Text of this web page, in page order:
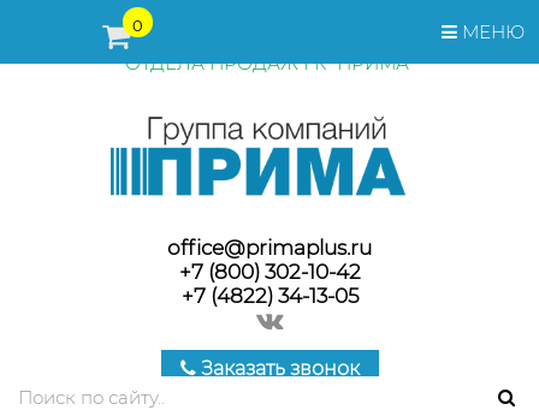
МЕНЮ
0
ПЕРЕД ОФОРМЛЕНИЕМ ЗАКАЗА, СТОИМОСТЬ И СРОКИ
ПОСТАВКИ ТОВАРА УТОЧНЯЙТЕ У МЕНЕДЖЕРОВ
ОТДЕЛА ПРОДАЖ ГК "ПРИМА"
office@primaplus.ru
+7 (800) 302-10-42
+7 (4822) 34-13-05
Заказать звонок